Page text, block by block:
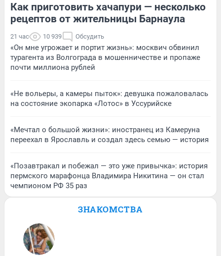
Как приготовить хачапури — несколько
рецептов от жительницы Барнаула
21 час 10 939 Обсудить
«Он мне угрожает и портит жизнь»: москвич обвинил
турагента из Волгограда в мошенничестве и пропаже
почти миллиона рублей
«Не вольеры, а камеры пыток»: девушка пожаловалась
на состояние экопарка «Лотос» в Уссурийске
«Мечтал о большой жизни»: иностранец из Камеруна
переехал в Ярославль и создал здесь семью — история
«Позавтракал и побежал — это уже привычка»: история
пермского марафонца Владимира Никитина — он стал
чемпионом РФ 35 раз
ЗНАКОМСТВА